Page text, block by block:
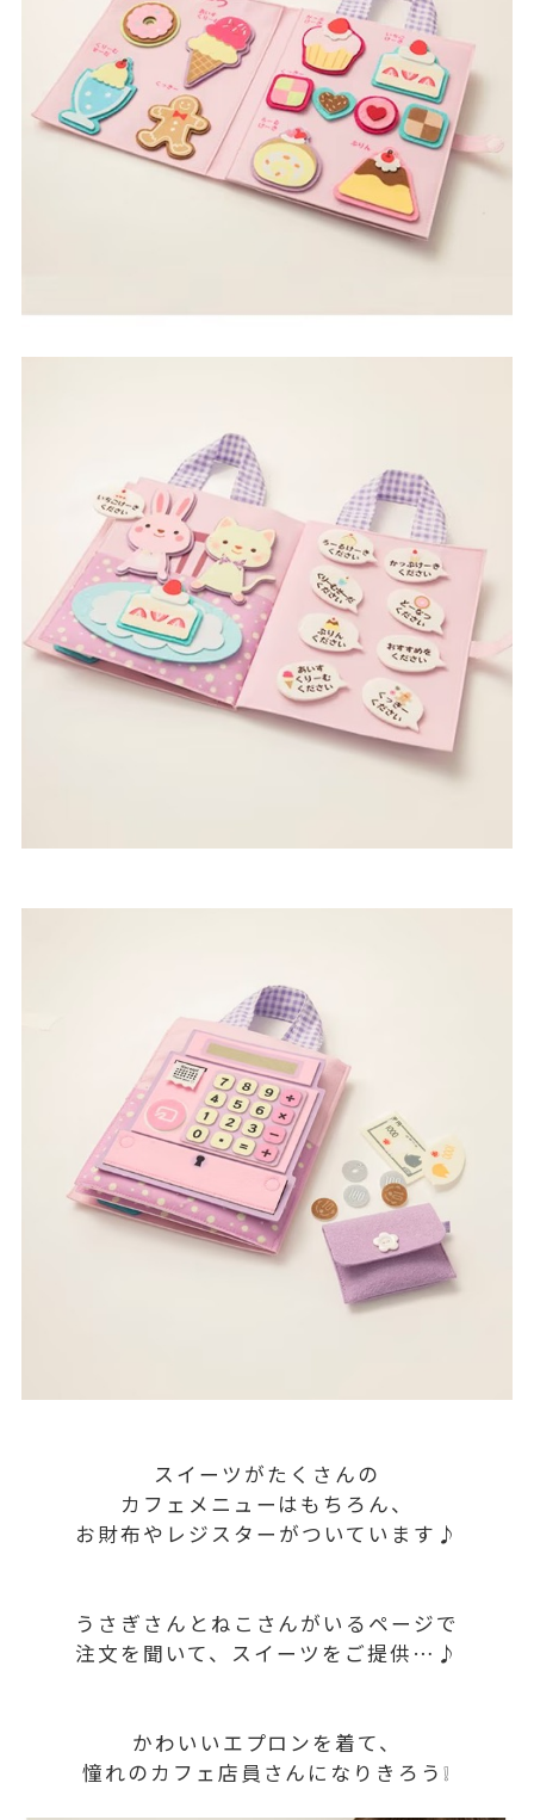
スイーツがたくさんの
カフェメニューはもちろん、
お財布やレジスターがついています♪
うさぎさんとねこさんがいるページで
注文を聞いて、スイーツをご提供…♪
かわいいエプロンを着て、
憧れのカフェ店員さんになりきろう❕